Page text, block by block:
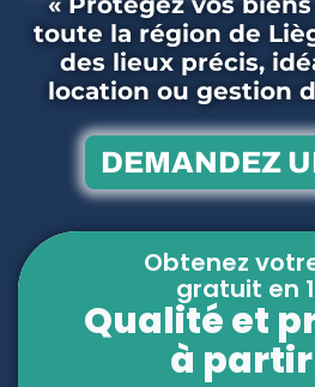
toute la région de
des lieux précis,
location ou gestion
DEMANDEZ
Obtenez
gratuit en
Qualité et
à